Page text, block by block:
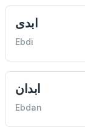
ابدی
Ebdi
ابدان
Ebdan